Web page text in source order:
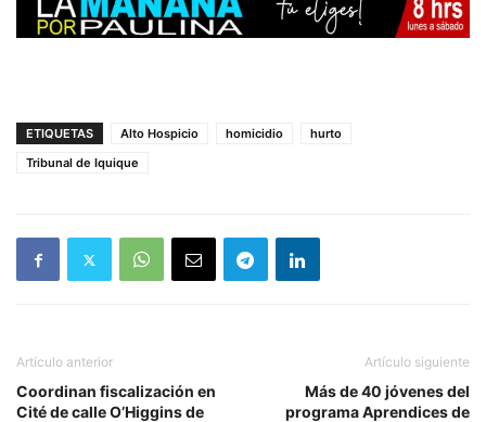
ETIQUETAS Alto Hospicio homicidio
hurto
Tribunal de Iquique
Artículo anterior
Coordinan fiscalización en
Cité de calle O’Higgins de
Artículo siguiente
Más de 40 jóvenes del
programa Aprendices de